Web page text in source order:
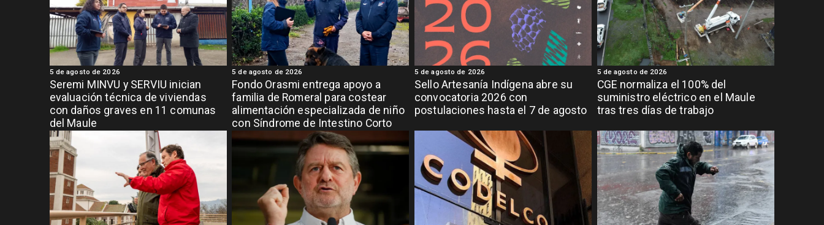
Seremi MINVU y SERVIU inician
evaluación técnica de viviendas
con daños graves en 11 comunas
del Maule
5 de agosto de 2026
Fondo Orasmi entrega apoyo a
familia de Romeral para costear
alimentación especializada de niño
con Síndrome de Intestino Corto
5 de agosto de 2026
Sello Artesanía Indígena abre su
convocatoria 2026 con
postulaciones hasta el 7 de agosto
5 de agosto de 2026
CGE normaliza el 100% del
suministro eléctrico en el Maule
tras tres días de trabajo
5 de agosto de 2026